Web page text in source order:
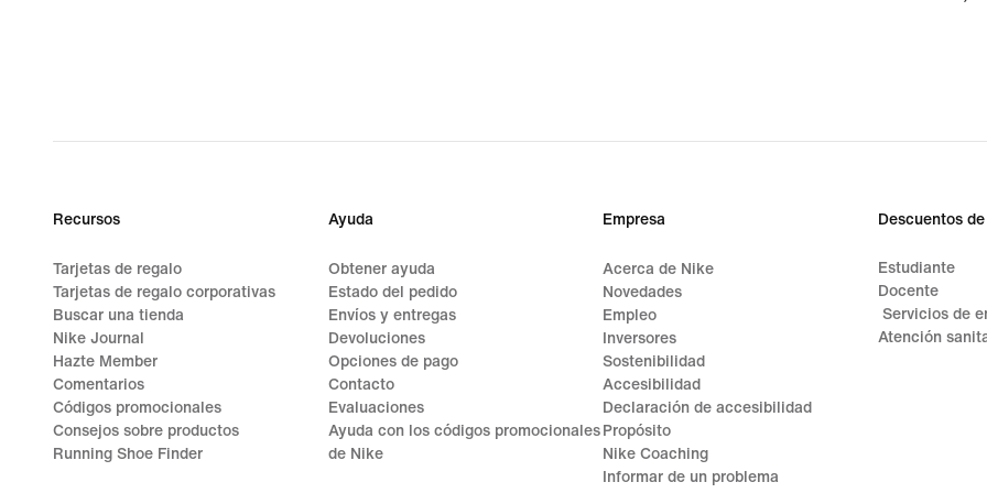
Recursos
Tarjetas de regalo
Tarjetas de regalo corporativas
Buscar una tienda
Nike Journal
Hazte Member
Comentarios
Códigos promocionales
Consejos sobre productos
Running Shoe Finder
Ayuda
Obtener ayuda
Estado del pedido
Envíos y entregas
Devoluciones
Opciones de pago
Contacto
Evaluaciones
Ayuda con los códigos promocionales
de Nike
Empresa
Acerca de Nike
Novedades
Empleo
Inversores
Sostenibilidad
Accesibilidad
Declaración de accesibilidad
Propósito
Nike Coaching
Informar de un problema
Descuentos
Estudiante
Docente
Servicios de
Atención